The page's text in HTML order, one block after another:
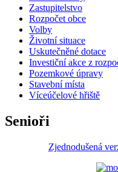
Zastupitelstvo
Rozpočet obce
Volby
Životní situace
Uskutečněné dotace
Investiční akce z
Pozemkové úpravy
Stavební místa
Víceúčelové hřiště
Senioři
Zjednodušená